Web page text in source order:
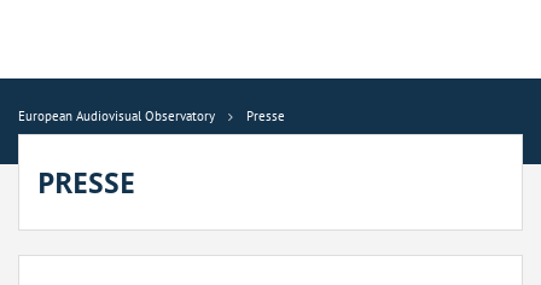
European Audiovisual Observatory Presse
PRESSE